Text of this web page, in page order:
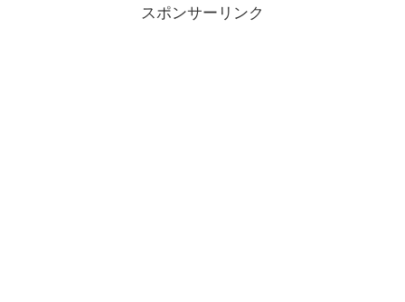
スポンサーリンク